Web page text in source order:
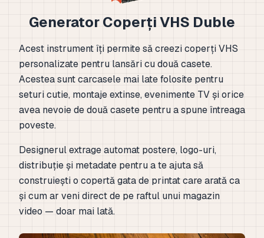
Generator Coperți VHS Duble
Acest instrument îți permite să creezi coperți VHS
personalizate pentru lansări cu două casete.
Acestea sunt carcasele mai late folosite pentru
seturi cutie, montaje extinse, evenimente TV și orice
avea nevoie de două casete pentru a spune întreaga
poveste.
Designerul extrage automat postere, logo-uri,
distribuție și metadate pentru a te ajuta să
construiești o copertă gata de printat care arată ca
și cum ar veni direct de pe raftul unui magazin
video — doar mai lată.